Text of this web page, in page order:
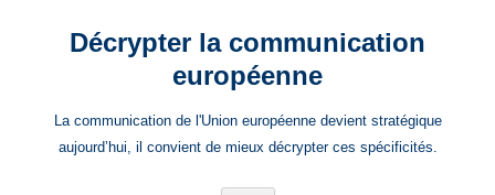
contenuDécrypter la communication
européenne
La communication de l'Union européenne devient stratégique
aujourd’hui, il convient de mieux décrypter ces spécificités.